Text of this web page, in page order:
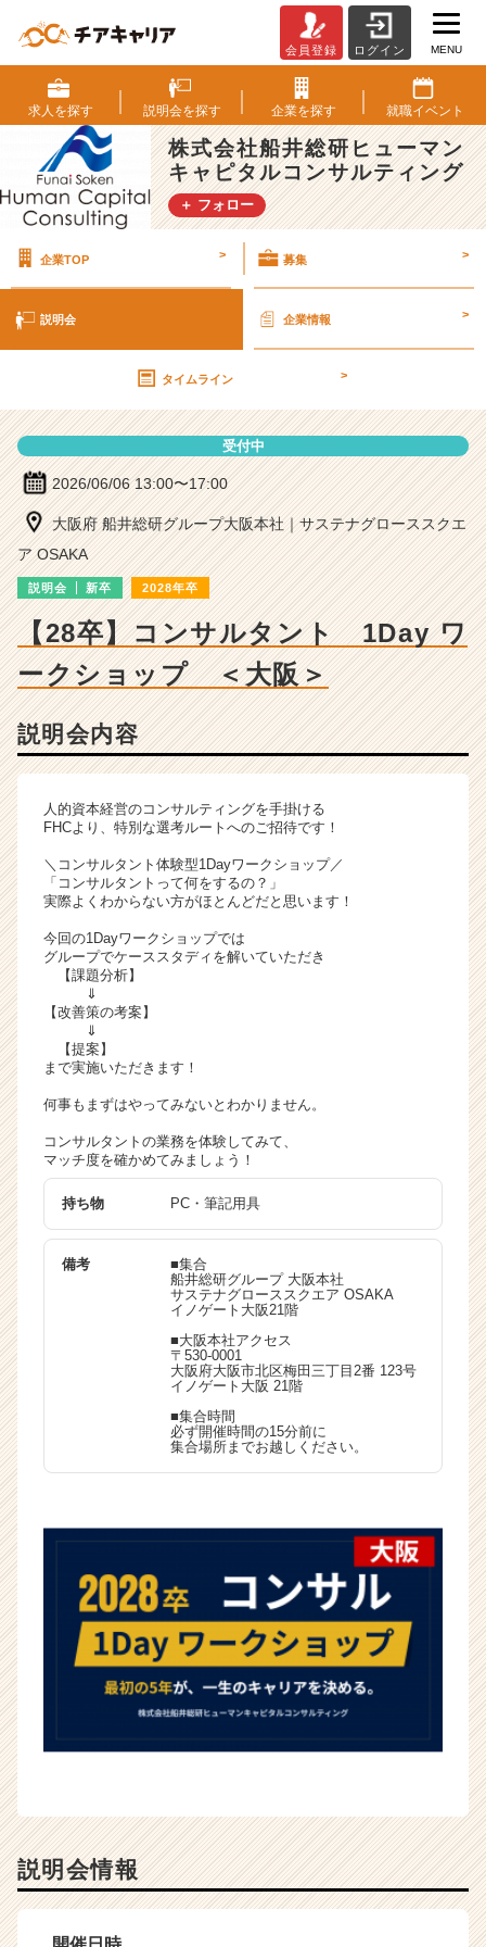
式
会
社
船
井
総
研
ー
キ
ャ
ン
サ
ィ
グ
の
説
ベ
ン
チ
ャ
ー・
長
ス
ウ
ト
が
届
く
活
サ
イ
ト
チ
ア
キ
リ
ア
（C
C
a
r
e
e
会員登録 ログイン MENU
求人を探す 説明会を探す 企業を探す 就職イベント
株式会社船井総研ヒューマン
キャピタルコンサルティング
＋ フォロー
企業TOP > 募集 >
説明会 企業情報 >
タイムライン >
受付中
2026/06/06 13:00〜17:00
大阪府 船井総研グループ大阪本社｜サステナグローススクエ
ア OSAKA
説明会 新卒 2028年卒
【28卒】コンサルタント 1Day ワ
ークショップ ＜大阪＞
説明会内容
人的資本経営のコンサルティングを手掛ける
FHCより、特別な選考ルートへのご招待です！
＼コンサルタント体験型1Dayワークショップ／
「コンサルタントって何をするの？」
実際よくわからない方がほとんどだと思います！
今回の1Dayワークショップでは
グループでケーススタディを解いていただき
【課題分析】
⇓
【改善策の考案】
⇓
【提案】
まで実施いただきます！
何事もまずはやってみないとわかりません。
コンサルタントの業務を体験してみて、
マッチ度を確かめてみましょう！
持ち物 PC・筆記用具
備考
■集合
船井総研グループ 大阪本社
サステナグローススクエア OSAKA
イノゲート大阪21階
■大阪本社アクセス
〒530-0001
大阪府大阪市北区梅田三丁目2番 123号
イノゲート大阪 21階
■集合時間
必ず開催時間の15分前に
集合場所までお越しください。
説明会情報